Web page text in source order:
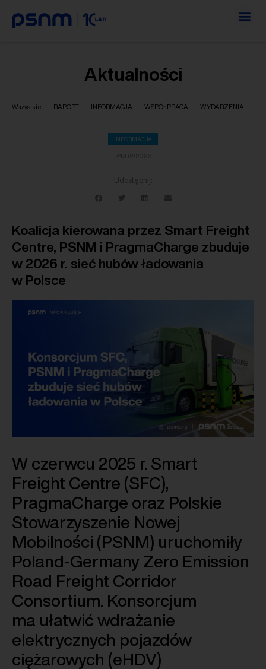
Aktualności
Wszystkie RAPORT INFORMACJA WSPÓŁPRACA WYDARZENIA
INFORMACJA
24/02/2026
Udostępnij:
Koalicja kierowana przez Smart Freight
Centre, PSNM i PragmaCharge zbuduje
w 2026 r. sieć hubów ładowania
w Polsce
W czerwcu 2025 r. Smart
Freight Centre (SFC),
PragmaCharge oraz Polskie
Stowarzyszenie Nowej
Mobilności (PSNM) uruchomiły
Poland-Germany Zero Emission
Road Freight Corridor
Consortium. Konsorcjum
ma ułatwić wdrażanie
elektrycznych pojazdów
ciężarowych (eHDV)